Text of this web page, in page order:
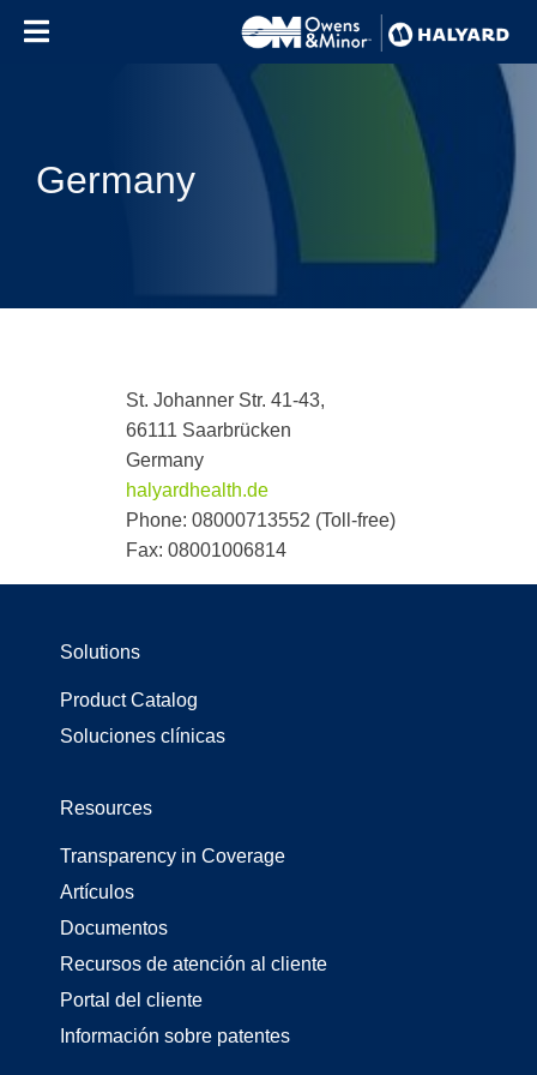
Germany
St. Johanner Str. 41-43,
66111 Saarbrücken
Germany
halyardhealth.de
Phone: 08000713552 (Toll-free)
Fax: 08001006814
Solutions
Product Catalog
Soluciones clínicas
Resources
Transparency in Coverage
Artículos
Documentos
Recursos de atención al cliente
Portal del cliente
Información sobre patentes